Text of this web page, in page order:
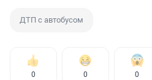
ДТП с автобусом
0 0 0